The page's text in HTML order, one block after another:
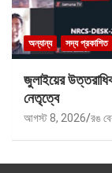
অন্যান্য সদ্য প্রকাশিত
জুলাইয়ের
নেতৃত্বে
আগস্ট 8, 2026 রঙ